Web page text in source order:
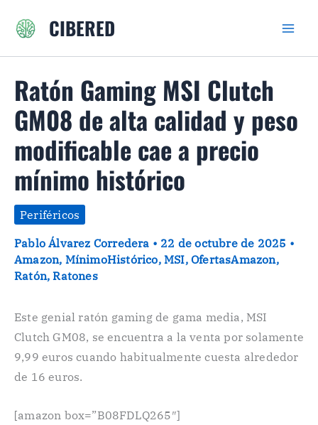
CIBERED
Ratón Gaming MSI Clutch
GM08 de alta calidad y peso
modificable cae a precio
mínimo histórico
Periféricos
Pablo Álvarez Corredera • 22 de octubre de 2025 •
Amazon, MínimoHistórico,MSI,OfertasAmazon,
Ratón,Ratones
Este genial ratón gaming de gama media, MSI
Clutch GM08, se encuentra a la venta por solamente
9,99 euros cuando habitualmente cuesta alrededor
de 16 euros.
[amazon box=”B08FDLQ265″]